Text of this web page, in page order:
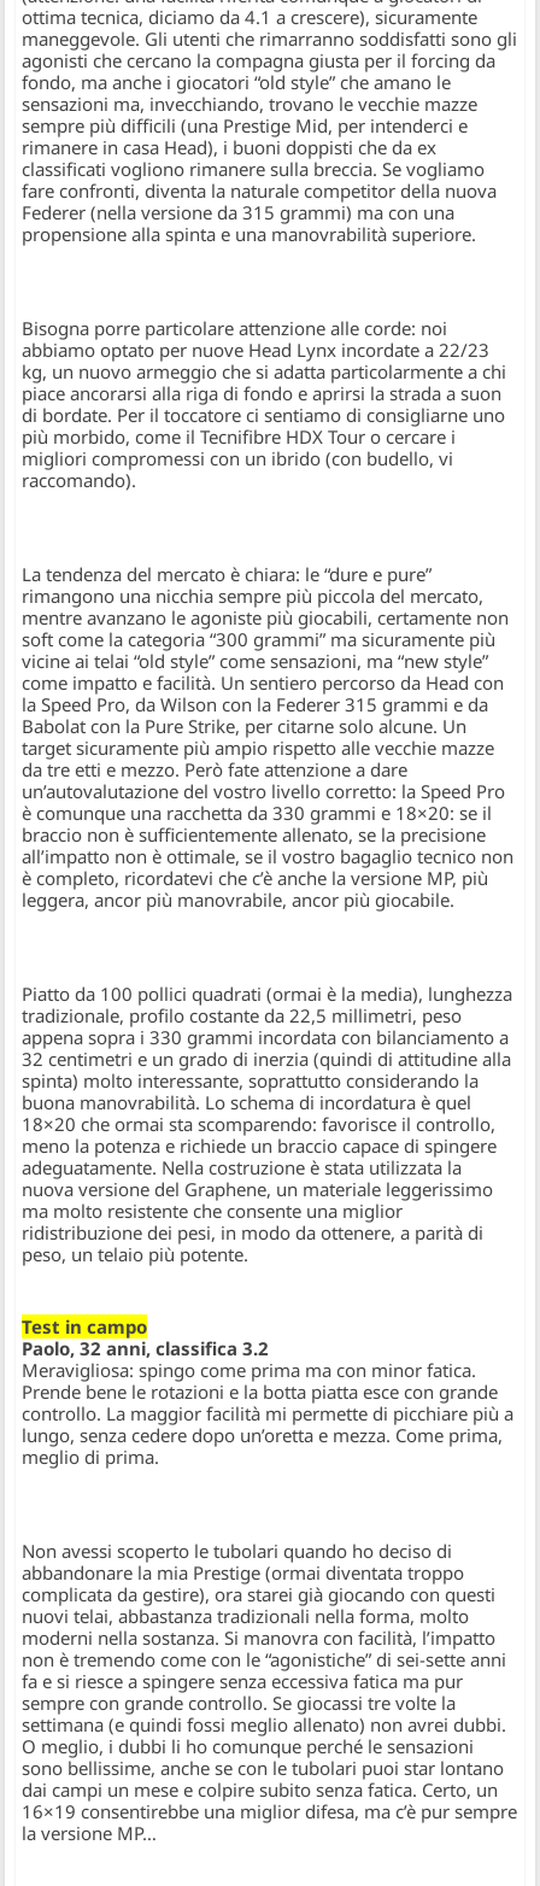
ottima tecnica, diciamo da 4.1 a crescere), sicuramente
maneggevole. Gli utenti che rimarranno soddisfatti sono gli
agonisti che cercano la compagna giusta per il forcing da
fondo, ma anche i giocatori “old style” che amano le
sensazioni ma, invecchiando, trovano le vecchie mazze
sempre più difficili (una Prestige Mid, per intenderci e
rimanere in casa Head), i buoni doppisti che da ex
classificati vogliono rimanere sulla breccia. Se vogliamo
fare confronti, diventa la naturale competitor della nuova
Federer (nella versione da 315 grammi) ma con una
propensione alla spinta e una manovrabilità superiore.
Bisogna porre particolare attenzione alle corde: noi
abbiamo optato per nuove Head Lynx incordate a 22/23
kg, un nuovo armeggio che si adatta particolarmente a chi
piace ancorarsi alla riga di fondo e aprirsi la strada a suon
di bordate. Per il toccatore ci sentiamo di consigliarne uno
più morbido, come il Tecnifibre HDX Tour o cercare i
migliori compromessi con un ibrido (con budello, vi
raccomando).
La tendenza del mercato è chiara: le “dure e pure”
rimangono una nicchia sempre più piccola del mercato,
mentre avanzano le agoniste più giocabili, certamente non
soft come la categoria “300 grammi” ma sicuramente più
vicine ai telai “old style” come sensazioni, ma “new style”
come impatto e facilità. Un sentiero percorso da Head con
la Speed Pro, da Wilson con la Federer 315 grammi e da
Babolat con la Pure Strike, per citarne solo alcune. Un
target sicuramente più ampio rispetto alle vecchie mazze
da tre etti e mezzo. Però fate attenzione a dare
un’autovalutazione del vostro livello corretto: la Speed Pro
è comunque una racchetta da 330 grammi e 18×20: se il
braccio non è sufficientemente allenato, se la precisione
all’impatto non è ottimale, se il vostro bagaglio tecnico non
è completo, ricordatevi che c’è anche la versione MP, più
leggera, ancor più manovrabile, ancor più giocabile.
Piatto da 100 pollici quadrati (ormai è la media), lunghezza
tradizionale, profilo costante da 22,5 millimetri, peso
appena sopra i 330 grammi incordata con bilanciamento a
32 centimetri e un grado di inerzia (quindi di attitudine alla
spinta) molto interessante, soprattutto considerando la
buona manovrabilità. Lo schema di incordatura è quel
18×20 che ormai sta scomparendo: favorisce il controllo,
meno la potenza e richiede un braccio capace di spingere
adeguatamente. Nella costruzione è stata utilizzata la
nuova versione del Graphene, un materiale leggerissimo
ma molto resistente che consente una miglior
ridistribuzione dei pesi, in modo da ottenere, a parità di
peso, un telaio più potente.
Test in campo
Paolo, 32 anni, classifica 3.2
Meravigliosa: spingo come prima ma con minor fatica.
Prende bene le rotazioni e la botta piatta esce con grande
controllo. La maggior facilità mi permette di picchiare più a
lungo, senza cedere dopo un’oretta e mezza. Come prima,
meglio di prima.
Non avessi scoperto le tubolari quando ho deciso di
abbandonare la mia Prestige (ormai diventata troppo
complicata da gestire), ora starei già giocando con questi
nuovi telai, abbastanza tradizionali nella forma, molto
moderni nella sostanza. Si manovra con facilità, l’impatto
non è tremendo come con le “agonistiche” di sei-sette anni
fa e si riesce a spingere senza eccessiva fatica ma pur
sempre con grande controllo. Se giocassi tre volte la
settimana (e quindi fossi meglio allenato) non avrei dubbi.
O meglio, i dubbi li ho comunque perché le sensazioni
sono bellissime, anche se con le tubolari puoi star lontano
dai campi un mese e colpire subito senza fatica. Certo, un
16×19 consentirebbe una miglior difesa, ma c’è pur sempre
la versione MP…